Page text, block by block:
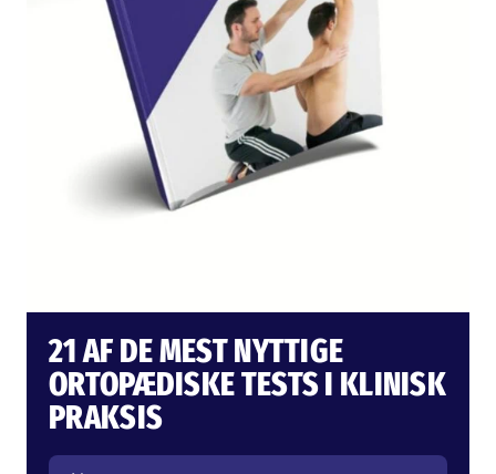
21 AF DE MEST NYTTIGE
ORTOPÆDISKE TESTS I KLINISK
PRAKSIS